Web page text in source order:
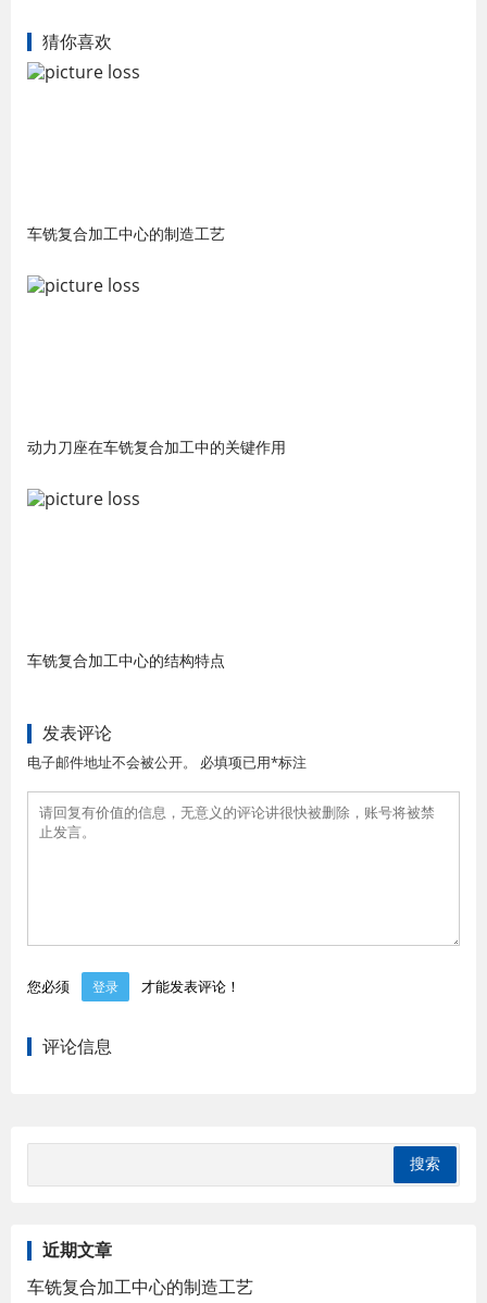
猜你喜欢
车铣复合加工中心的制造工艺
动力刀座在车铣复合加工中的关键作用
车铣复合加工中心的结构特点
发表评论
电子邮件地址不会被公开。 必填项已用*标注
您必须 登录 才能发表评论！
评论信息
近期文章
车铣复合加工中心的制造工艺